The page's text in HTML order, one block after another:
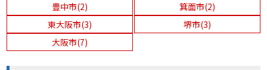
豊中市(2)
箕面市(2)
東大阪市(3)
堺市(3)
大阪市(7)